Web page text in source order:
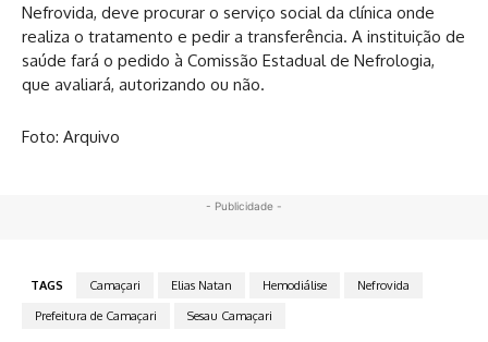
Nefrovida, deve procurar o serviço social da clínica onde
realiza o tratamento e pedir a transferência. A instituição de
saúde fará o pedido à Comissão Estadual de Nefrologia,
que avaliará, autorizando ou não.
Foto: Arquivo
- Publicidade -
TAGS Camaçari Elias Natan Hemodiálise
Nefrovida
Prefeitura de Camaçari
Sesau Camaçari